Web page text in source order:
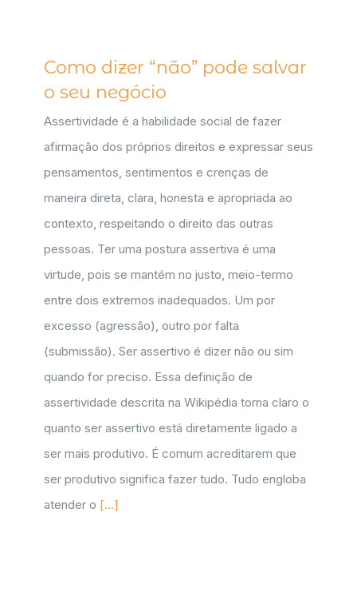
Como dizer “não” pode salvar
o seu negócio
Assertividade é a habilidade social de fazer
afirmação dos próprios direitos e expressar seus
pensamentos, sentimentos e crenças de
maneira direta, clara, honesta e apropriada ao
contexto, respeitando o direito das outras
pessoas. Ter uma postura assertiva é uma
virtude, pois se mantém no justo, meio-termo
entre dois extremos inadequados. Um por
excesso (agressão), outro por falta
(submissão). Ser assertivo é dizer não ou sim
quando for preciso. Essa definição de
assertividade descrita na Wikipédia torna claro o
quanto ser assertivo está diretamente ligado a
ser mais produtivo. É comum acreditarem que
ser produtivo significa fazer tudo. Tudo engloba
atender o [...]